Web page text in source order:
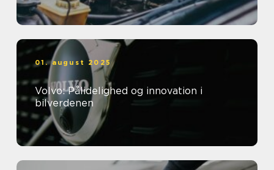
01. august 2025
Volvo: Pålidelighed og innovation i
bilverdenen